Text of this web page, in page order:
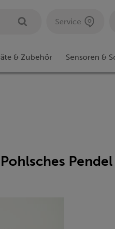
Service
& Zubehör Sensoren &